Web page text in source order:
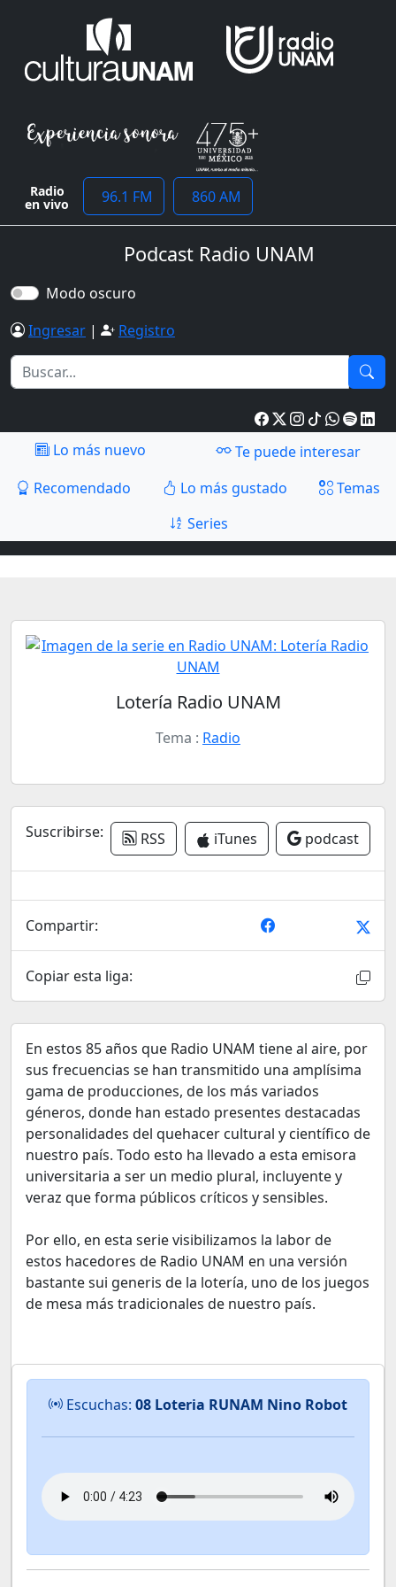
Radio
en vivo 96.1 FM 860 AM
Podcast Radio UNAM
Modo oscuro
Ingresar | Registro
Lo más nuevo
Te puede interesar
Recomendado
Lo más gustado
Temas
Series
Lotería Radio UNAM
Tema : Radio
Suscribirse: RSS iTunes podcast
Compartir:
Copiar esta liga:
En estos 85 años que Radio UNAM tiene al aire, por
sus frecuencias se han transmitido una amplísima
gama de producciones, de los más variados
géneros, donde han estado presentes destacadas
personalidades del quehacer cultural y científico de
nuestro país. Todo esto ha llevado a esta emisora
universitaria a ser un medio plural, incluyente y
veraz que forma públicos críticos y sensibles.
Por ello, en esta serie visibilizamos la labor de
estos hacedores de Radio UNAM en una versión
bastante sui generis de la lotería, uno de los juegos
de mesa más tradicionales de nuestro país.
Escuchas: 08 Loteria RUNAM Nino Robot